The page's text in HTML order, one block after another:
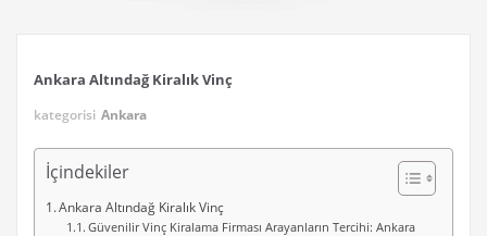
Ankara Altındağ Kiralık Vinç
kategorisi Ankara
İçindekiler
Ankara Altındağ Kiralık Vinç
Güvenilir Vinç Kiralama Firması Arayanların Tercihi: Ankara